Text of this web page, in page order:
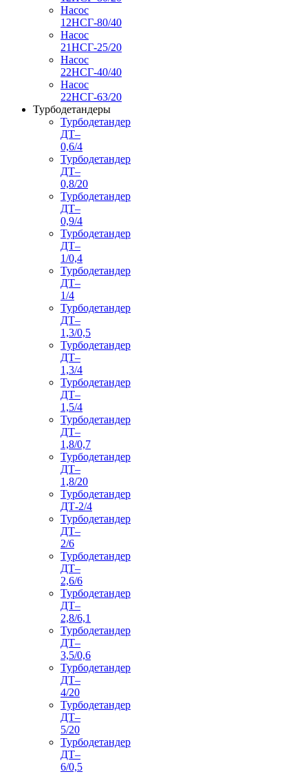
Насос
12НСГ-80/40
Насос
21НСГ-25/20
Насос
22НСГ-40/40
Насос
22НСГ-63/20
Турбодетандеры
Турбодетандер
ДТ–
0,6/4
Турбодетандер
ДТ–
0,8/20
Турбодетандер
ДТ–
0,9/4
Турбодетандер
ДТ–
1/0,4
Турбодетандер
ДТ–
1/4
Турбодетандер
ДТ–
1,3/0,5
Турбодетандер
ДТ–
1,3/4
Турбодетандер
ДТ–
1,5/4
Турбодетандер
ДТ–
1,8/0,7
Турбодетандер
ДТ–
1,8/20
Турбодетандер
ДТ-2/4
Турбодетандер
ДТ–
2/6
Турбодетандер
ДТ–
2,6/6
Турбодетандер
ДТ–
2,8/6,1
Турбодетандер
ДТ–
3,5/0,6
Турбодетандер
ДТ–
4/20
Турбодетандер
ДТ–
5/20
Турбодетандер
ДТ–
6/0,5